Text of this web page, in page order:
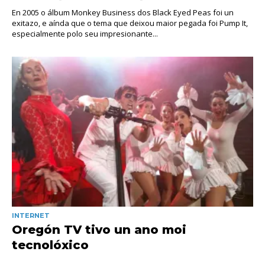
En 2005 o álbum Monkey Business dos Black Eyed Peas foi un
exitazo, e aínda que o tema que deixou maior pegada foi Pump It,
especialmente polo seu impresionante...
INTERNET
Oregón TV tivo un ano moi
tecnolóxico